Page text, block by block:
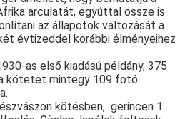
arculatát, egyúttal össze is
az állapotok változását a
évtizeddel korábbi élményeihez
as első kiadású példány, 375
kötetet mintegy 109 fotó
kötésben, gerincen 1